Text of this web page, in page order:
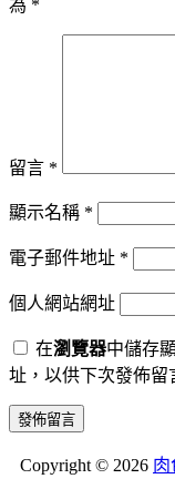
為 *
留言 *
顯示名稱 *
電子郵件地址 *
個人網站網址
在瀏覽器中儲存
址，以供下次發佈留
Copyright © 2026 肉